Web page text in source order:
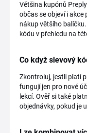
Většina kupónů
občas se objeví i
nákup většího
kódu v přehledu na
Co když slevový
Zkontroluj, jestli platí
fungují jen pro nové
lekcí. Ověř si také
objednávky, pokud je